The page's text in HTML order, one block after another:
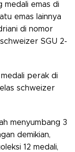
medali emas di
emas lainnya
di nomor
SGU 2-
perak di
schweizer
menyumbang 3
demikian,
12 medali,